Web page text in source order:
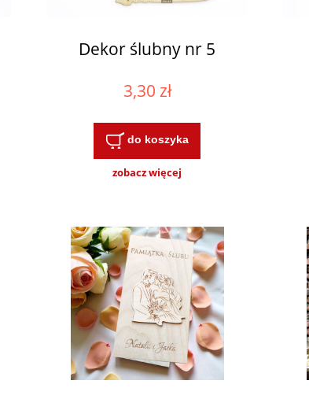
Dekor ślubny nr 5
3,30 zł
do koszyka
zobacz więcej